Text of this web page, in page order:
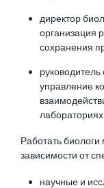
директор
организация
сохранения
управление
Работать биологи
зависимости от
научные и